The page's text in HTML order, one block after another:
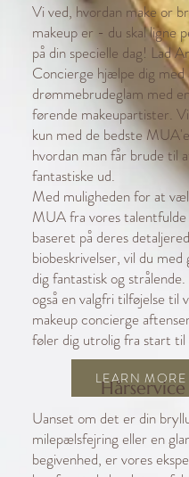
Vi ved, hvordan make or
makeup er - du skal ligne
på din specielle dag! Lad
Concierge hjælpe dig med
drømmebrudeglam med
førende makeupartister.
kun med de bedste
hvordan man får brude til
fantastiske ud.
Med muligheden for at
MUA fra vores
baseret på deres
biobeskrivelser, vil du med
dig fantastisk og
også en valgfri tilføjelse til
makeup concierge
føler dig utrolig fra start til
LEARN MORE
Hårservice
Uanset om det er din
milepælsfejring eller en
begivenhed, er vores